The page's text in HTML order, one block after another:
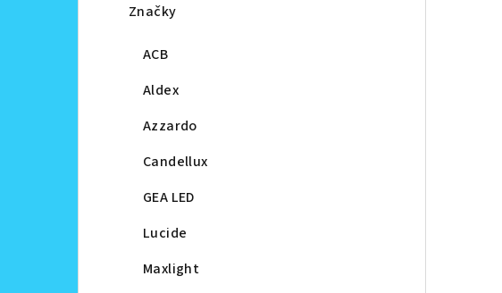
Značky
ACB
Aldex
Azzardo
Candellux
GEA LED
Lucide
Maxlight